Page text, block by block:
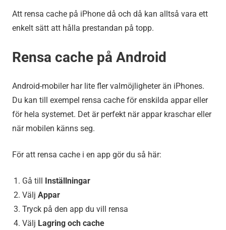
Att rensa cache på iPhone då och då kan alltså vara ett
enkelt sätt att hålla prestandan på topp.
Rensa cache på Android
Android-mobiler har lite fler valmöjligheter än iPhones.
Du kan till exempel rensa cache för enskilda appar eller
för hela systemet. Det är perfekt när appar kraschar eller
när mobilen känns seg.
För att rensa cache i en app gör du så här:
Gå till Inställningar
Välj Appar
Tryck på den app du vill rensa
Välj Lagring och cache